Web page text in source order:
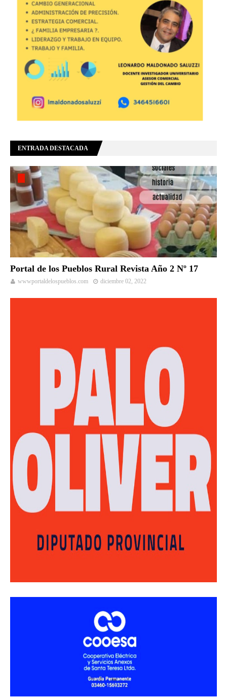
ENTRADA DESTACADA
Portal de los Pueblos Rural Revista Año 2 Nº 17
wwwportaldelospueblos.com diciembre 02, 2022